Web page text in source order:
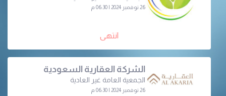
26 نوفمبر 2024 | 06:30 م
انتهى
الشركة العقارية السعودية
الجمعية العامة غير العادية
26 نوفمبر 2024 | 06:30 م